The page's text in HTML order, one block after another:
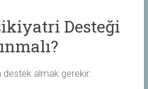
Desteği
destek almak gerekir: